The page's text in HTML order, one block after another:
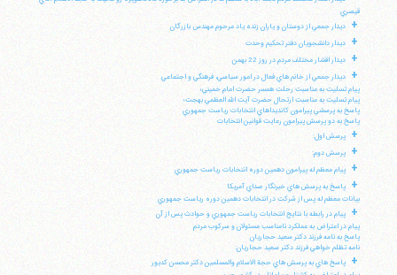
قيصري
+ ديدار جمعي از دوستان و ياران زنده ياد مرحوم مهندس بازرگان
+ ديدار دانشجويان دفتر تحكيم وحدت
+ ديدار اقشار مختلف مردم در روز 22 بهمن
+
ديدار جمعي از خانم هاي فعال در امور سياسي، فرهنگي و اجتماعي
پيام تسليت به مناسبت رحلت همسر حضرت امام خميني؛
پيام تسليت به مناسبت ارتحال حضرت آيت الله العظمي بهجت؛
پاسخ به پرسشي پيرامون كانديداهاي انتخابات رياست جمهوري
پاسخ به دو پرسش پيرامون رعايت قوانين انتخابات
+ پرسش اول:
+ پرسش دوم:
+ پيام معظم له پيرامون دهمين دوره انتخابات رياست جمهوري
+
پاسخ به پرسش هاي خبرنگار صداي آمريكا
بيانات معظم له پس از شركت در انتخابات دهمين دوره رياست جمهوري
+
پيام در رابطه با نتايج انتخابات رياست جمهوري و حوادث پس از آن
پيام در اعتراض به عملكرد نامناسب مسئولان و سركوب مردم
پاسخ به نامه فرزند دكتر سعيد حجاريان
نامه تظلم خواهي فرزند دكتر سعيد حجاريان:
+
پاسخ هاي به پرسش هاي حجة الاسلام والمسلمين دكتر محسن كديور